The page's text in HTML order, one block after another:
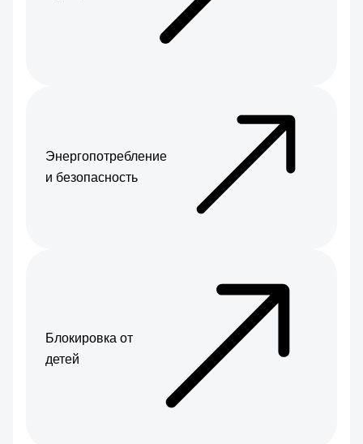
Энергопотребление
и безопасность
Блокировка от
детей